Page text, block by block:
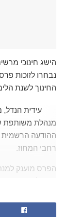
הישג חינוכי
נבחרו לזוכות
החינוך לשנת
עידית הנדל,
מנהלת משותפת
ההודעה הרשמית
רחבי המחוז.
הפרס מוענק
מנהלת מחוז